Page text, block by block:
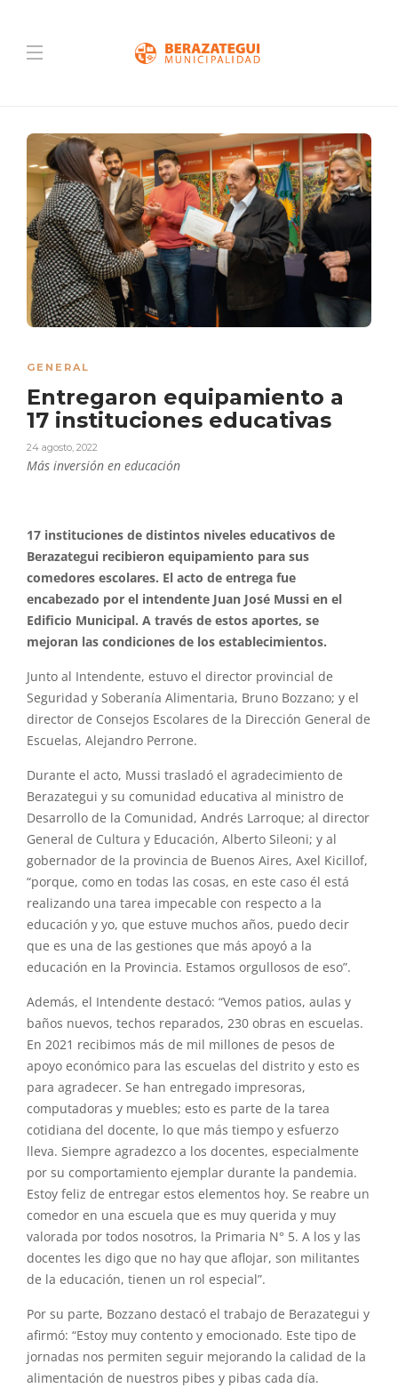
GENERAL
Entregaron equipamiento a
17 instituciones educativas
24 agosto, 2022
Más inversión en educación
17 instituciones de distintos niveles educativos de
Berazategui recibieron equipamiento para sus
comedores escolares. El acto de entrega fue
encabezado por el intendente Juan José Mussi en el
Edificio Municipal. A través de estos aportes, se
mejoran las condiciones de los establecimientos.
Junto al Intendente, estuvo el director provincial de
Seguridad y Soberanía Alimentaria, Bruno Bozzano; y el
director de Consejos Escolares de la Dirección General de
Escuelas, Alejandro Perrone.
Durante el acto, Mussi trasladó el agradecimiento de
Berazategui y su comunidad educativa al ministro de
Desarrollo de la Comunidad, Andrés Larroque; al director
General de Cultura y Educación, Alberto Sileoni; y al
gobernador de la provincia de Buenos Aires, Axel Kicillof,
“porque, como en todas las cosas, en este caso él está
realizando una tarea impecable con respecto a la
educación y yo, que estuve muchos años, puedo decir
que es una de las gestiones que más apoyó a la
educación en la Provincia. Estamos orgullosos de eso”.
Además, el Intendente destacó: “Vemos patios, aulas y
baños nuevos, techos reparados, 230 obras en escuelas.
En 2021 recibimos más de mil millones de pesos de
apoyo económico para las escuelas del distrito y esto es
para agradecer. Se han entregado impresoras,
computadoras y muebles; esto es parte de la tarea
cotidiana del docente, lo que más tiempo y esfuerzo
lleva. Siempre agradezco a los docentes, especialmente
por su comportamiento ejemplar durante la pandemia.
Estoy feliz de entregar estos elementos hoy. Se reabre un
comedor en una escuela que es muy querida y muy
valorada por todos nosotros, la Primaria N° 5. A los y las
docentes les digo que no hay que aflojar, son militantes
de la educación, tienen un rol especial”.
Por su parte, Bozzano destacó el trabajo de Berazategui y
afirmó: “Estoy muy contento y emocionado. Este tipo de
jornadas nos permiten seguir mejorando la calidad de la
alimentación de nuestros pibes y pibas cada día.